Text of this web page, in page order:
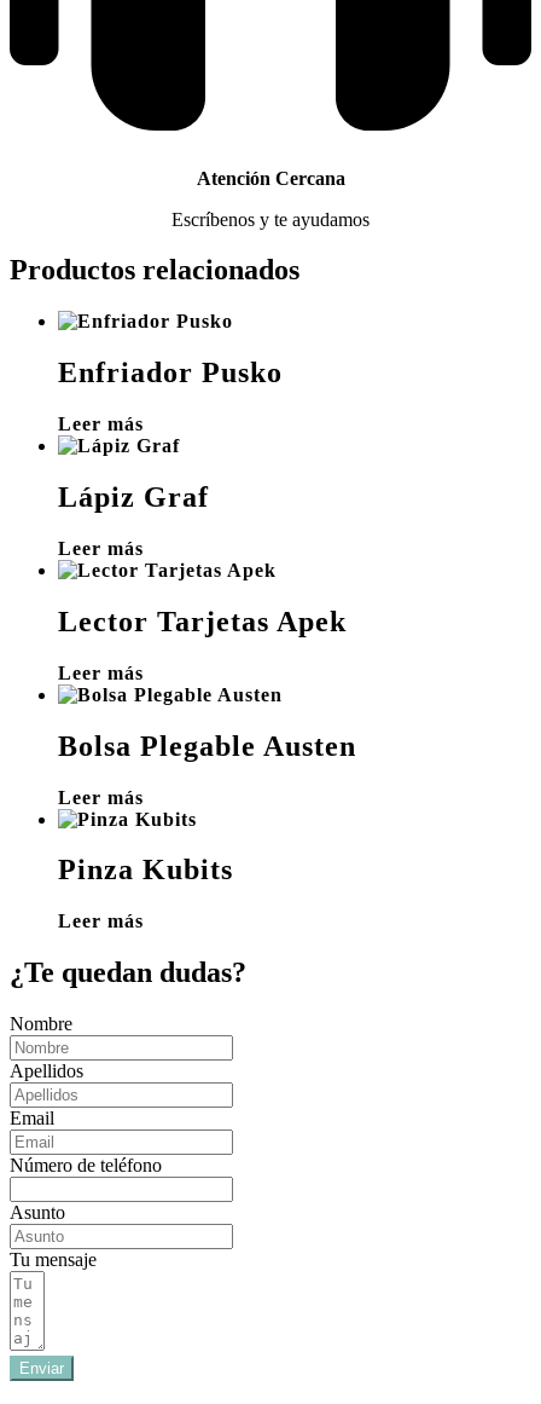
Atención Cercana
Escríbenos y te ayudamos
Productos relacionados
Enfriador Pusko
Leer más
Lápiz Graf
Leer más
Lector Tarjetas Apek
Leer más
Bolsa Plegable Austen
Leer más
Pinza Kubits
Leer más
¿Te quedan dudas?
Nombre
Apellidos
Email
Número de teléfono
Asunto
Tu mensaje
Enviar